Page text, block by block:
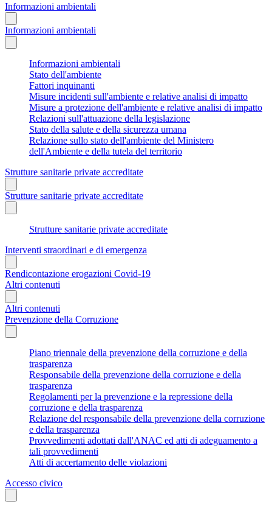
Informazioni ambientali
Informazioni ambientali
Informazioni ambientali
Stato dell'ambiente
Fattori inquinanti
Misure incidenti sull'ambiente e relative analisi di impatto
Misure a protezione dell'ambiente e relative analisi di impatto
Relazioni sull'attuazione della legislazione
Stato della salute e della sicurezza umana
Relazione sullo stato dell'ambiente del Ministero
dell'Ambiente e della tutela del territorio
Strutture sanitarie private accreditate
Strutture sanitarie private accreditate
Strutture sanitarie private accreditate
Interventi straordinari e di emergenza
Rendicontazione erogazioni Covid-19
Altri contenuti
Altri contenuti
Prevenzione della Corruzione
Piano triennale della prevenzione della corruzione e della
trasparenza
Responsabile della prevenzione della corruzione e della
trasparenza
Regolamenti per la prevenzione e la repressione della
corruzione e della trasparenza
Relazione del responsabile della prevenzione della corruzione
e della trasparenza
Provvedimenti adottati dall'ANAC ed atti di adeguamento a
tali provvedimenti
Atti di accertamento delle violazioni
Accesso civico